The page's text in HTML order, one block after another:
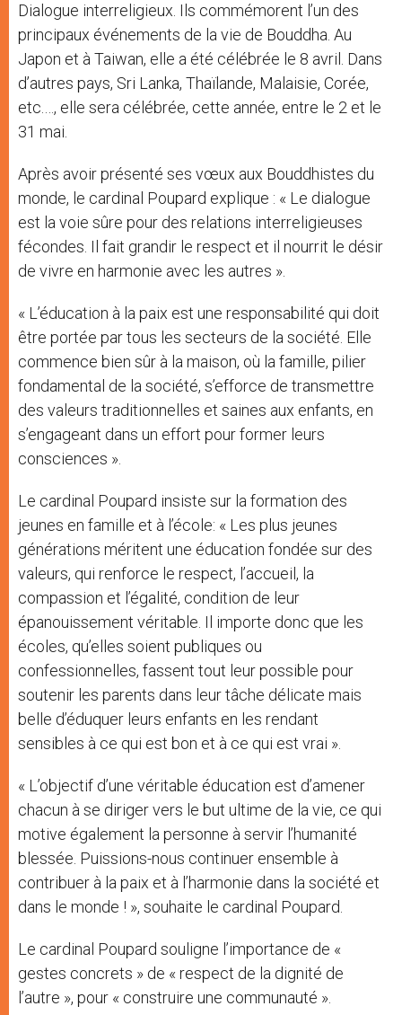
Dialogue interreligieux. Ils commémorent l’un des
principaux événements de la vie de Bouddha. Au
Japon et à Taiwan, elle a été célébrée le 8 avril. Dans
d’autres pays, Sri Lanka, Thaïlande, Malaisie, Corée,
etc.…, elle sera célébrée, cette année, entre le 2 et le
31 mai.
Après avoir présenté ses vœux aux Bouddhistes du
monde, le cardinal Poupard explique : « Le dialogue
est la voie sûre pour des relations interreligieuses
fécondes. Il fait grandir le respect et il nourrit le désir
de vivre en harmonie avec les autres ».
« L’éducation à la paix est une responsabilité qui doit
être portée par tous les secteurs de la société. Elle
commence bien sûr à la maison, où la famille, pilier
fondamental de la société, s’efforce de transmettre
des valeurs traditionnelles et saines aux enfants, en
s’engageant dans un effort pour former leurs
consciences ».
Le cardinal Poupard insiste sur la formation des
jeunes en famille et à l’école: « Les plus jeunes
générations méritent une éducation fondée sur des
valeurs, qui renforce le respect, l’accueil, la
compassion et l’égalité, condition de leur
épanouissement véritable. Il importe donc que les
écoles, qu’elles soient publiques ou
confessionnelles, fassent tout leur possible pour
soutenir les parents dans leur tâche délicate mais
belle d’éduquer leurs enfants en les rendant
sensibles à ce qui est bon et à ce qui est vrai ».
« L’objectif d’une véritable éducation est d’amener
chacun à se diriger vers le but ultime de la vie, ce qui
motive également la personne à servir l’humanité
blessée. Puissions-nous continuer ensemble à
contribuer à la paix et à l’harmonie dans la société et
dans le monde ! », souhaite le cardinal Poupard.
Le cardinal Poupard souligne l’importance de «
gestes concrets » de « respect de la dignité de
l’autre », pour « construire une communauté ».